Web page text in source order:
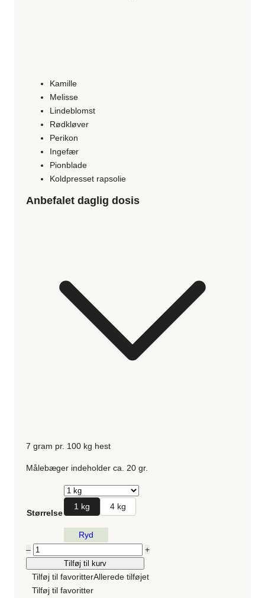
Kamille
Melisse
Lindeblomst
Rødkløver
Perikon
Ingefær
Pionblade
Koldpresset rapsolie
Anbefalet daglig dosis
7 gram pr. 100 kg hest
Målebæger indeholder ca. 20 gr.
Størrelse
1 kg 4 kg
Ryd
– Mare
Pellets
antal
+
Tilføj til kurv
Tilføj til favoritterAllerede tilføjet
Tilføj til favoritter